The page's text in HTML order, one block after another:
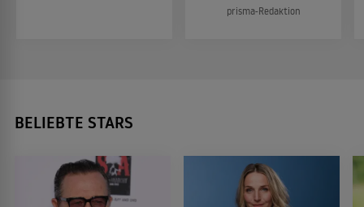
prisma-Redaktion
BELIEBTE STARS